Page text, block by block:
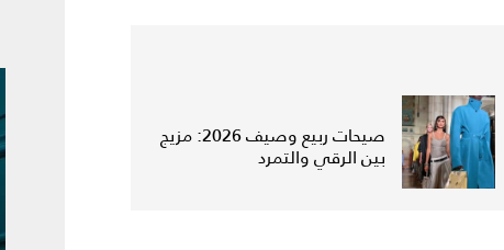
صيحات ربيع وصيف 2026: مزيج
بين الرقي والتمرد